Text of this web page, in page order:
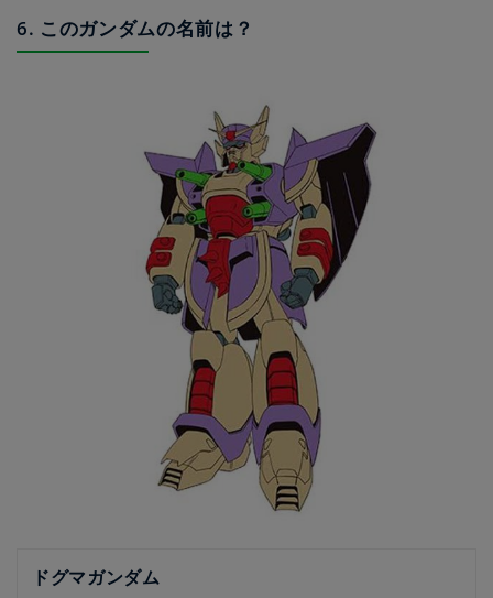
6. このガンダムの名前は？
ドグマガンダム